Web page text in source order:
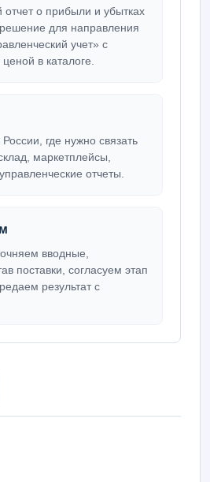
отчет о прибыли и убытках
для направления
учет» с
в каталоге.
где нужно связать
маркетплейсы,
отчеты.
вводные,
поставки, согласуем этап
результат с